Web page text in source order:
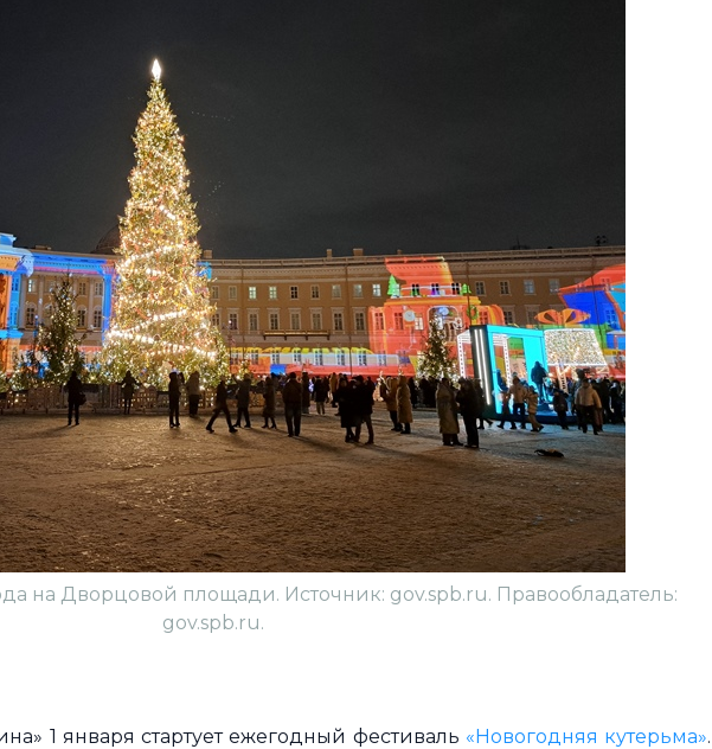
на Дворцовой площади. Источник: gov.spb.ru. Правообладатель:
gov.spb.ru.
1 января стартует ежегодный фестиваль «Новогодняя кутерьма».